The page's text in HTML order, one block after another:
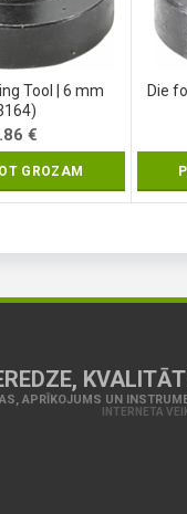
Tool | 6 mm
€
GROZAM
Die
APRĪKOJUMS UN
INTERNETA